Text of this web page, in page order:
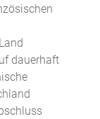
dauerhaft